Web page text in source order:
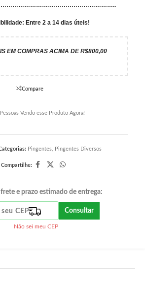
Entre 2 a 14 dias úteis!
EM COMPRAS ACIMA DE R$800,00
Compare
Pessoas Vendo esse Produto Agora!
Pingentes Pingentes Diversos
Compartilhe:
e prazo estimado de entrega:
Consultar
Não sei meu CEP